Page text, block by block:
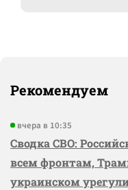
Рекомендуем
вчера в 10:35
Сводка СВО:
всем фронтам,
украинском